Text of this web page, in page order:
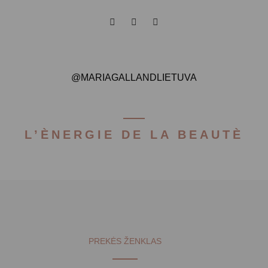
@MARIAGALLANDLIETUVA
L’ÈNERGIE DE LA BEAUTÈ
PREKĖS ŽENKLAS